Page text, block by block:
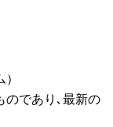
のであり､最新の